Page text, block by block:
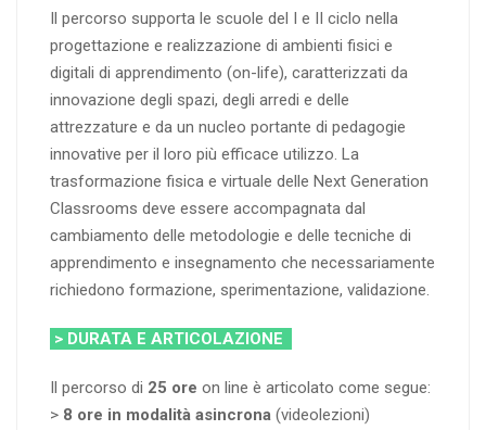
Il percorso supporta le scuole del I e II ciclo nella
progettazione e realizzazione di ambienti fisici e
digitali di apprendimento (on-life), caratterizzati da
innovazione degli spazi, degli arredi e delle
attrezzature e da un nucleo portante di pedagogie
innovative per il loro più efficace utilizzo. La
trasformazione fisica e virtuale delle Next Generation
Classrooms deve essere accompagnata dal
cambiamento delle metodologie e delle tecniche di
apprendimento e insegnamento che necessariamente
richiedono formazione, sperimentazione, validazione.
> DURATA E ARTICOLAZIONE
Il percorso di 25 ore on line è articolato come segue:
> 8 ore in modalità asincrona (videolezioni)